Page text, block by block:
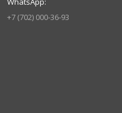
+7 (702) 000-36-93